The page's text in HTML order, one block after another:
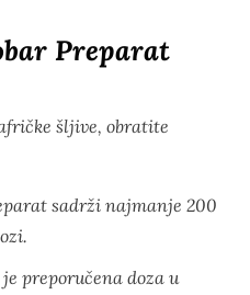
Preparat
šljive, obratite
sadrži najmanje 200
preporučena doza u